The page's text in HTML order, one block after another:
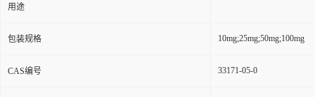
用途
包装规格 10mg;25mg;50mg;100mg
CAS编号 33171-05-0